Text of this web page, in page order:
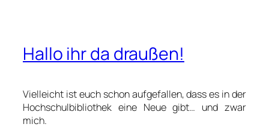
Hallo ihr da draußen!
Vielleicht ist euch schon aufgefallen, dass es in der
Hochschulbibliothek eine Neue gibt… und zwar
mich.